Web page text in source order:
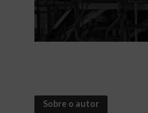
Sobre o autor